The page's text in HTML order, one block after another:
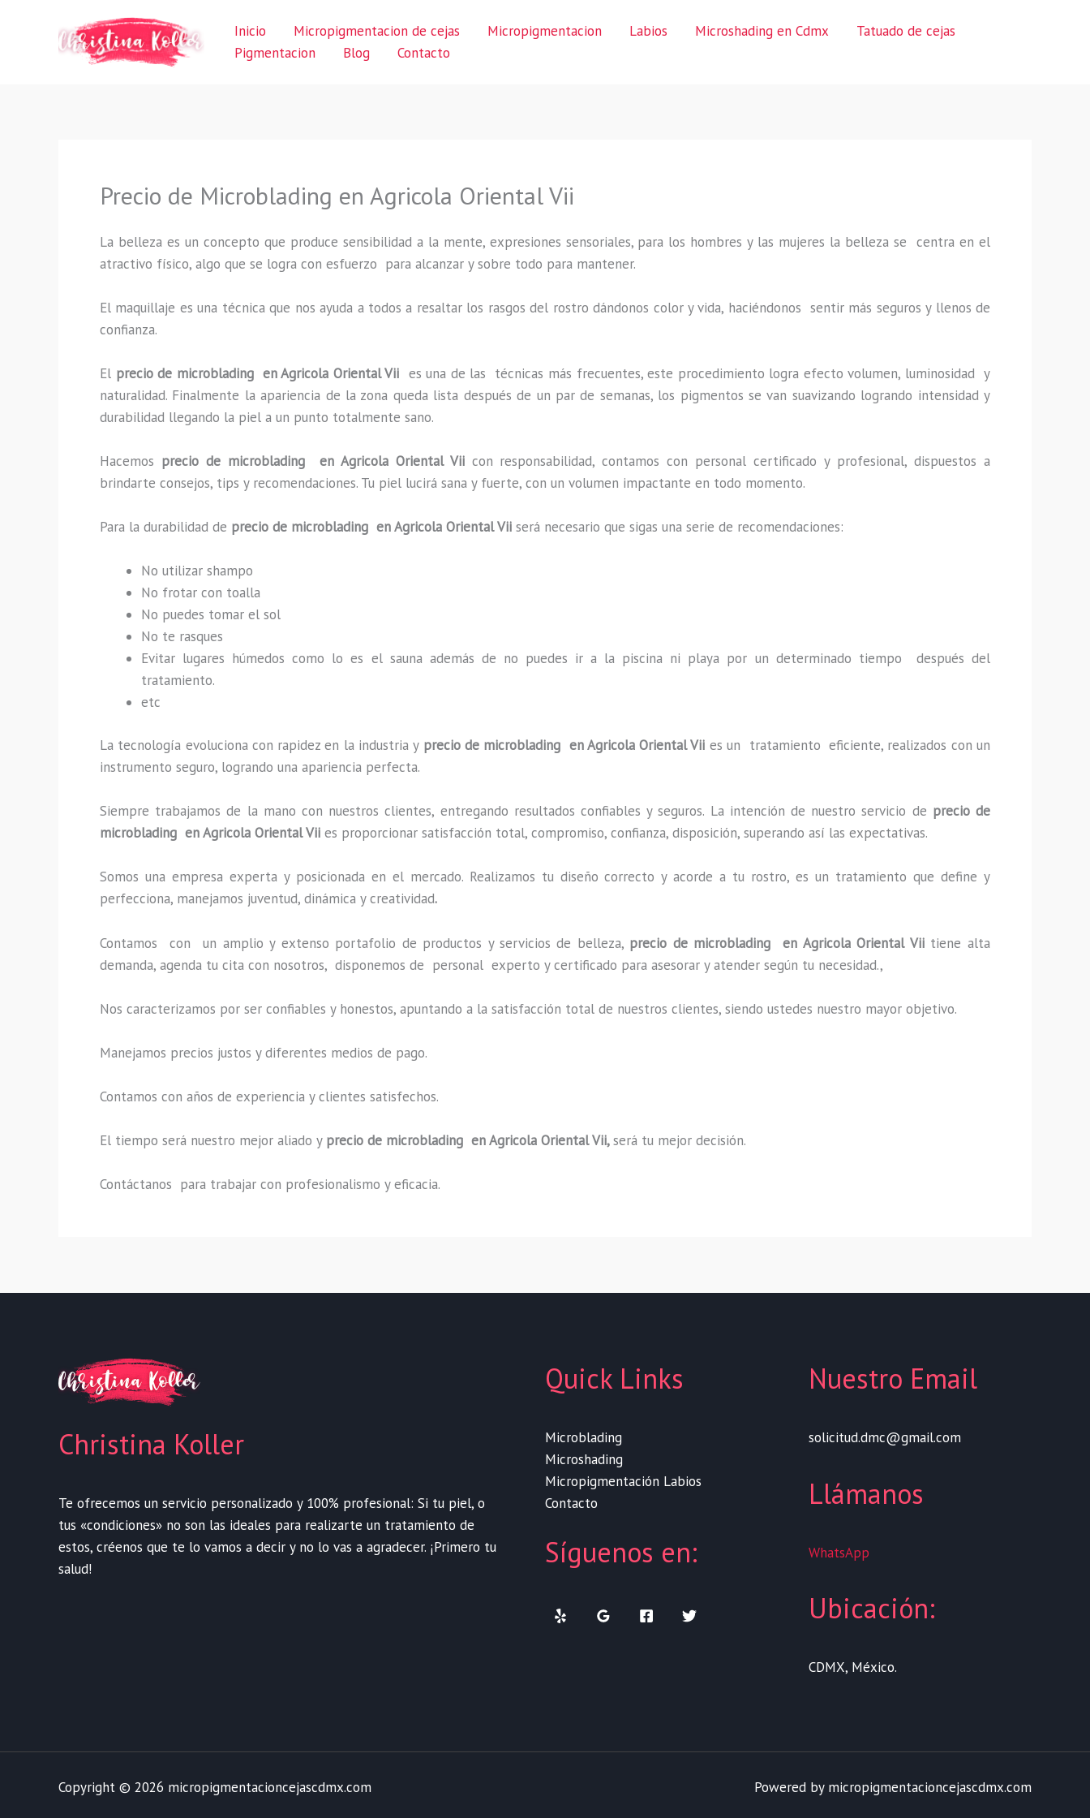
Inicio Micropigmentacion de cejas Micropigmentacion Labios Microshading en Cdmx
Tatuado de cejas
Pigmentacion
Blog Contacto
Precio de Microblading en Agricola Oriental Vii
La belleza es un concepto que produce sensibilidad a la mente, expresiones sensoriales, para los hombres y las mujeres la belleza se centra en el
atractivo físico, algo que se logra con esfuerzo para alcanzar y sobre todo para mantener.
El maquillaje es una técnica que nos ayuda a todos a resaltar los rasgos del rostro dándonos color y vida, haciéndonos sentir más seguros y llenos de
confianza.
El precio de microblading en Agricola Oriental Vii es una de las técnicas más frecuentes, este procedimiento logra efecto volumen, luminosidad y
naturalidad. Finalmente la apariencia de la zona queda lista después de un par de semanas, los pigmentos se van suavizando logrando intensidad y
durabilidad llegando la piel a un punto totalmente sano.
Hacemos precio de microblading en Agricola Oriental Viicon responsabilidad, contamos con personal certificado y profesional, dispuestos a
brindarte consejos, tips y recomendaciones. Tu piel lucirá sana y fuerte, con un volumen impactante en todo momento.
Para la durabilidad de precio de microblading en Agricola Oriental Vii será necesario que sigas una serie de recomendaciones:
No utilizar shampo
No frotar con toalla
No puedes tomar el sol
No te rasques
Evitar lugares húmedos como lo es el sauna además de no puedes ir a la piscina ni playa por un determinado tiempo después del
tratamiento.
etc
La tecnología evoluciona con rapidez en la industria y precio de microblading en Agricola Oriental Vii es un tratamiento eficiente, realizados con un
instrumento seguro, logrando una apariencia perfecta.
Siempre trabajamos de la mano con nuestros clientes, entregando resultados confiables y seguros. La intención de nuestro servicio de precio de
microblading en Agricola Oriental Vii es proporcionar satisfacción total, compromiso, confianza, disposición, superando así las expectativas.
Somos una empresa experta y posicionada en el mercado. Realizamos tu diseño correcto y acorde a tu rostro, es un tratamiento que define y
perfecciona, manejamos juventud, dinámica y creatividad.
Contamos con un amplio y extenso portafolio de productos y servicios de belleza, precio de microblading en Agricola Oriental Viitiene alta
demanda, agenda tu cita con nosotros, disponemos de personal experto y certificado para asesorar y atender según tu necesidad.,
Nos caracterizamos por ser confiables y honestos, apuntando a la satisfacción total de nuestros clientes, siendo ustedes nuestro mayor objetivo.
Manejamos precios justos y diferentes medios de pago.
Contamos con años de experiencia y clientes satisfechos.
El tiempo será nuestro mejor aliado y precio de microblading en Agricola Oriental Vii,será tu mejor decisión.
Contáctanos para trabajar con profesionalismo y eficacia.
Christina Koller
Te ofrecemos un servicio personalizado y 100% profesional: Si tu piel, o
tus «condiciones» no son las ideales para realizarte un tratamiento de
estos, créenos que te lo vamos a decir y no lo vas a agradecer. ¡Primero tu
salud!
Quick Links
Microblading
Microshading
Micropigmentación Labios
Contacto
Síguenos en:
Nuestro Email
solicitud.dmc@gmail.com
Llámanos
WhatsApp
Ubicación:
CDMX, México.
Copyright © 2026 micropigmentacioncejascdmx.com Powered by micropigmentacioncejascdmx.com